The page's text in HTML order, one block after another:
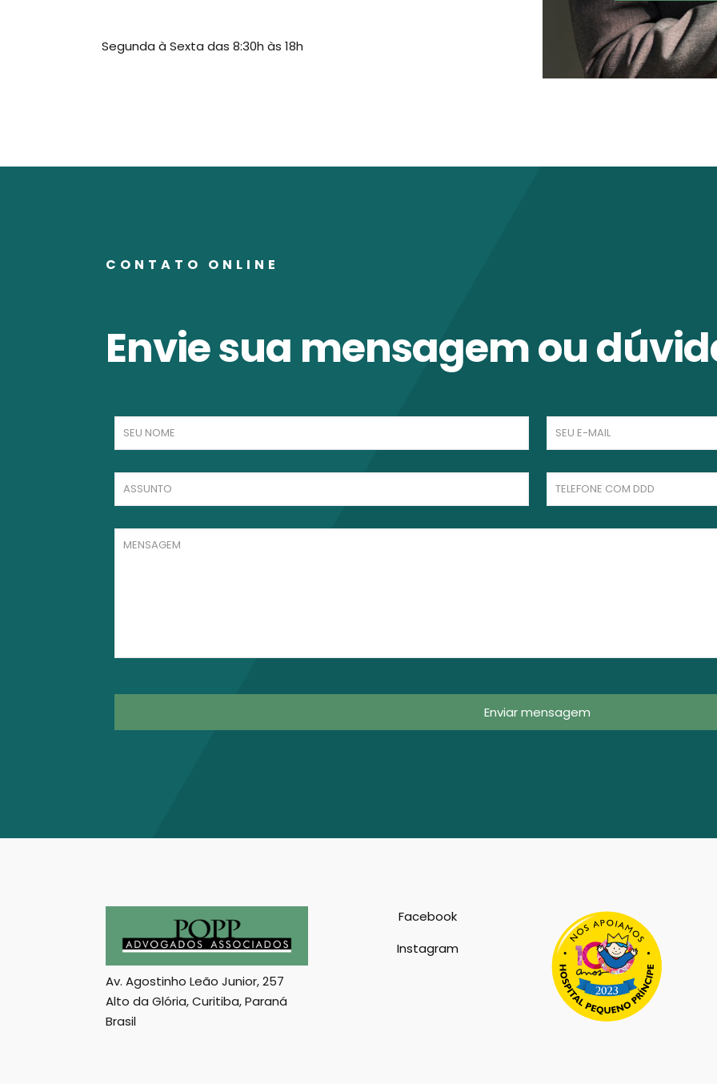
Segunda à Sexta das 8:30h às 18h
CONTATO ONLINE
Envie sua mensagem ou
Av. Agostinho Leão Junior, 257
Alto da Glória, Curitiba, Paraná
Brasil
Facebook
Instagram